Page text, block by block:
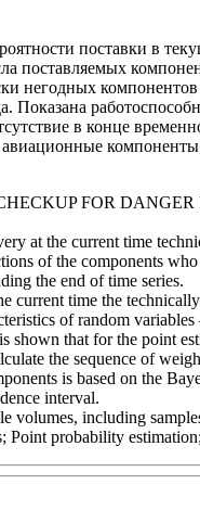
поставки в
поставляемых
негодных
Показана
в конце
FOR
at the current time
of the components
the end of time series.
time the
of random
that for the point
the sequence of
is based on the
interval.
volumes, including
Point probability